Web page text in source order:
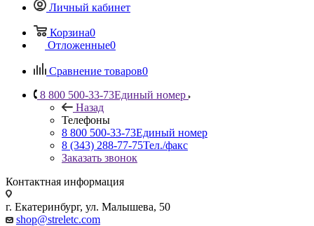
Личный кабинет
Корзина0
Отложенные0
Сравнение товаров0
8 800 500-33-73Единый номер
Назад
Телефоны
8 800 500-33-73Единый номер
8 (343) 288-77-75Тел./факс
Заказать звонок
Контактная информация
г. Екатеринбург, ул. Малышева, 50
shop@streletc.com